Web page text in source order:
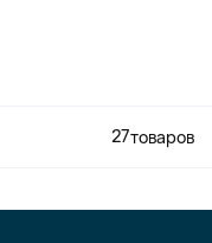
27товаров